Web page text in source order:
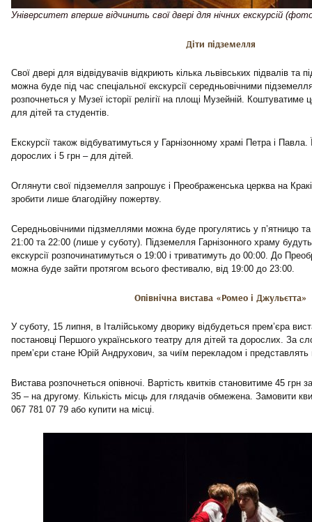
Університет вперше відчинить свої двері для нічних екскурсій
Діти підземелля
Свої двері для відвідувачів відкриють кілька львівських підвалів та
можна буде під час спеціальної екскурсії середньовічними
розпочнеться у Музеї історії релігії на площі Музейній.
для дітей та студентів.
Екскурсії також відбуватимуться у Гарнізонному храмі Петра і Павла.
дорослих і 5 грн – для дітей.
Оглянути свої підземелля запрошує і Преображенська церква на
зробити лише благодійну пожертву.
Середньовічними підзмеллями можна буде прогулятись у п’ятницю
21:00 та 22:00 (лише у суботу). Підземелля Гарнізонного храму будуть
екскурсії розпочинатимуться о 19:00 і триватимуть до 00:00. До
можна буде зайти протягом всього фестивалю, від 19:00 до 23:00.
Опівнічна вистава «Ромео і Джульєтта»
У суботу, 15 липня, в Італійському дворику відбудеться прем’єра
постановці Першого українського театру для дітей та дорослих. За
прем’єри стане Юрій Андрухович, за чиїм перекладом і представлять
Вистава розпочнеться опівночі. Вартість квитків становитиме 45 грн
35 – на другому. Кількість місць для глядачів обмежена. Замовити
067 781 07 79 або купити на місці.